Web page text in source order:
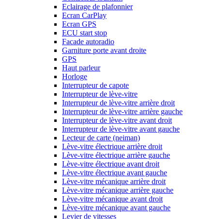
Eclairage de plafonnier
Ecran CarPlay
Ecran GPS
ECU start stop
Facade autoradio
Garniture porte avant droite
GPS
Haut parleur
Horloge
Interrupteur de capote
Interrupteur de lève-vitre
Interrupteur de lève-vitre arrière droit
Interrupteur de lève-vitre arrière gauche
Interrupteur de lève-vitre avant droit
Interrupteur de lève-vitre avant gauche
Lecteur de carte (neiman)
Lève-vitre électrique arrière droit
Lève-vitre électrique arrière gauche
Lève-vitre électrique avant droit
Lève-vitre électrique avant gauche
Lève-vitre mécanique arrière droit
Lève-vitre mécanique arrière gauche
Lève-vitre mécanique avant droit
Lève-vitre mécanique avant gauche
Levier de vitesses